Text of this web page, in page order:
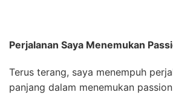
Perjalanan Saya Menemukan
Terus terang, saya menempuh
panjang dalam menemukan